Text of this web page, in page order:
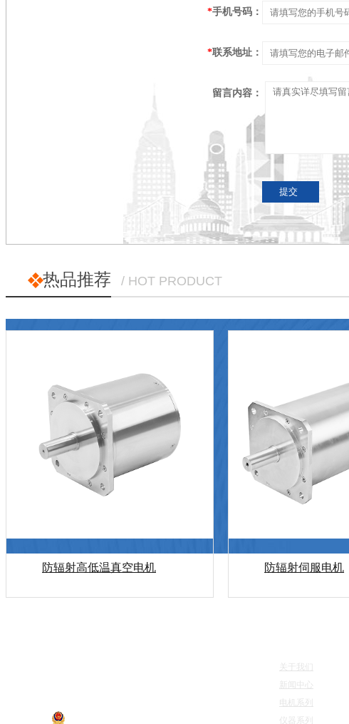
*手机号码：
*联系地址：
留言内容：
热品推荐 / HOT PRODUCT
防辐射高低温真空电机 防辐射伺服电机
关于我们
新闻中心
电机系列
仪器系列